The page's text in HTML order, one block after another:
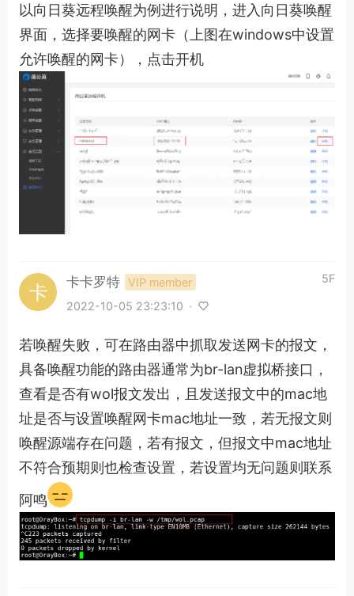
以向日葵远程唤醒为例进行说明，进入向日葵唤醒
界面，选择要唤醒的网卡（上图在windows中设置
允许唤醒的网卡），点击开机
卡卡罗特
VIP member
2022-10-05 23:23:10 ·
5F
若唤醒失败，可在路由器中抓取发送网卡的报文，
具备唤醒功能的路由器通常为br-lan虚拟桥接口，
查看是否有wol报文发出，且发送报文中的mac地
址是否与设置唤醒网卡mac地址一致，若无报文则
唤醒源端存在问题，若有报文，但报文中mac地址
不符合预期则也检查设置，若设置均无问题则联系
阿鸣